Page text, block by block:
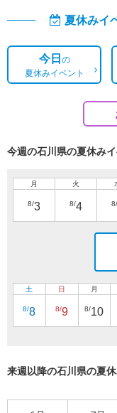
夏休みイ
今日の
夏休みイベント
今週の石川県の夏休み
月
8/3
火
8/4 8/
土
8/8
日
8/9
月
8/10
来週以降の石川県の夏